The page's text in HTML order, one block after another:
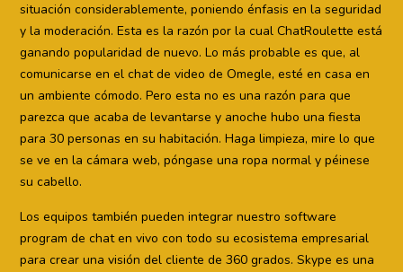
situación considerablemente, poniendo énfasis en la seguridad
y la moderación. Esta es la razón por la cual ChatRoulette está
ganando popularidad de nuevo. Lo más probable es que, al
comunicarse en el chat de video de Omegle, esté en casa en
un ambiente cómodo. Pero esta no es una razón para que
parezca que acaba de levantarse y anoche hubo una fiesta
para 30 personas en su habitación. Haga limpieza, mire lo que
se ve en la cámara web, póngase una ropa normal y péinese
su cabello.
Los equipos también pueden integrar nuestro software
program de chat en vivo con todo su ecosistema empresarial
para crear una visión del cliente de 360 grados. Skype es una